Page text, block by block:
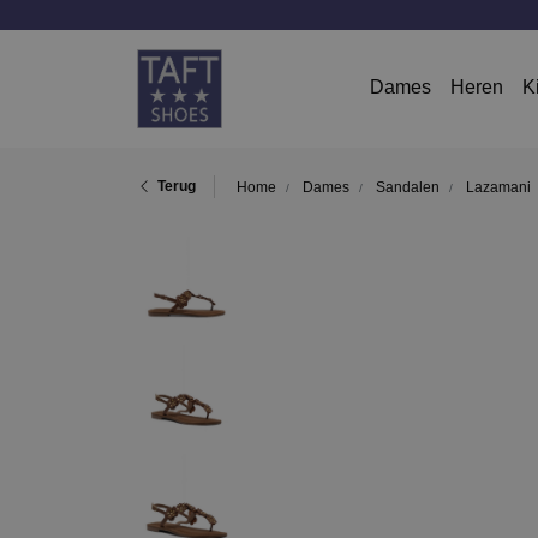
Dames Heren
Terug Home Dames Sandalen Lazamani